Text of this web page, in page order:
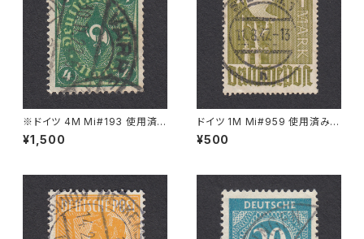
※ドイツ 4M Mi#193 使用済
み切手｜VARREL 30.11.1922
¥1,500
ドイツ 1M Mi#959 使用済み切
手｜STENDAL 11.8.1947
¥500